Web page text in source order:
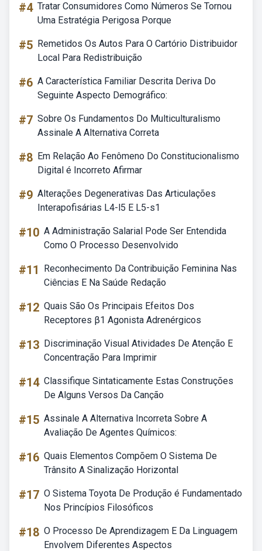
#4 Tratar Consumidores Como Números Se Tornou
Uma Estratégia Perigosa Porque
#5 Remetidos Os Autos Para O Cartório Distribuidor
Local Para Redistribuição
#6 A Característica Familiar Descrita Deriva Do
Seguinte Aspecto Demográfico:
#7 Sobre Os Fundamentos Do Multiculturalismo
Assinale A Alternativa Correta
#8 Em Relação Ao Fenômeno Do Constitucionalismo
Digital é Incorreto Afirmar
#9 Alterações Degenerativas Das Articulações
Interapofisárias L4-l5 E L5-s1
#10 A Administração Salarial Pode Ser Entendida
Como O Processo Desenvolvido
#11
Reconhecimento Da Contribuição Feminina Nas
Ciências E Na Saúde Redação
#12 Quais São Os Principais Efeitos Dos
Receptores β1 Agonista Adrenérgicos
#13 Discriminação Visual Atividades De Atenção E
Concentração Para Imprimir
#14 Classifique Sintaticamente Estas Construções
De Alguns Versos Da Canção
#15 Assinale A Alternativa Incorreta Sobre A
Avaliação De Agentes Químicos:
#16 Quais Elementos Compõem O Sistema De
Trânsito A Sinalização Horizontal
#17 O Sistema Toyota De Produção é Fundamentado
Nos Princípios Filosóficos
#18 O Processo De Aprendizagem E Da Linguagem
Envolvem Diferentes Aspectos